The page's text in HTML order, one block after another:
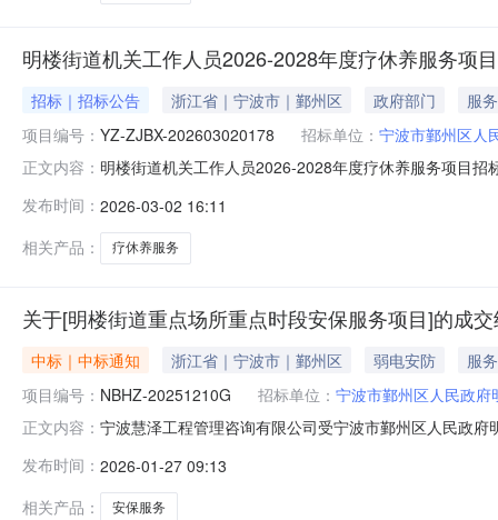
明楼街道机关工作人员2026-2028年度疗休养服务项
招标｜招标公告 浙江省｜宁波市｜鄞州区 政府部门
服务
项目编号： YZ-ZJBX-202603020178 招标单位： 宁波市鄞州区人
正文内容： 明楼街道机关工作人员2026-2028年度疗休养服务项目
点：宁波市鄞州区项目基本情况：明楼街道机关工作人
发布时间： 2026-03-02 16:11
相关产品：
疗休养服务
关于[明楼街道重点场所重点时段安保服务项目]的成
中标｜中标通知 浙江省｜宁波市｜鄞州区 弱电安防
服务
项目编号： NBHZ-20251210G 招标单位： 宁波市鄞州区人民政府
正文内容： 宁波慧泽工程管理咨询有限公司受宁波市鄞州区人民政
之日起3个日历天五、公示内容：序号招标内容中标供应
区钟公庙街道菜场路289号
发布时间： 2026-01-27 09:13
相关产品：
安保服务